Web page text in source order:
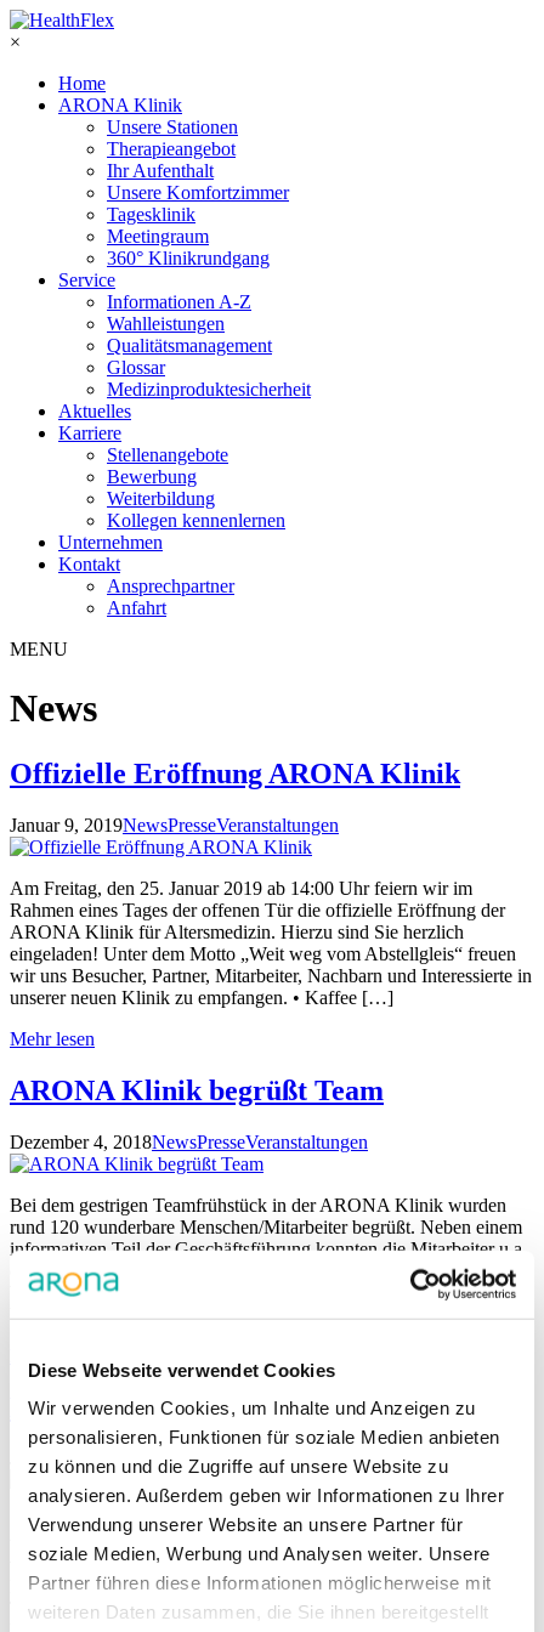
Diese Webseite verwendet Cookies
Wir verwenden Cookies, um Inhalte und Anzeigen zu
personalisieren, Funktionen für soziale Medien anbieten
zu können und die Zugriffe auf unsere Website zu
analysieren. Außerdem geben wir Informationen zu Ihrer
Verwendung unserer Website an unsere Partner für
soziale Medien, Werbung und Analysen weiter. Unsere
Partner führen diese Informationen möglicherweise mit
weiteren Daten zusammen, die Sie ihnen bereitgestellt
×
Home
ARONA Klinik
Unsere Stationen
Therapieangebot
Ihr Aufenthalt
Unsere Komfortzimmer
Tagesklinik
Meetingraum
360° Klinikrundgang
Service
Informationen A-Z
Wahlleistungen
Qualitätsmanagement
Glossar
Medizinproduktesicherheit
Aktuelles
Karriere
Stellenangebote
Bewerbung
Weiterbildung
Kollegen kennenlernen
Unternehmen
Kontakt
Ansprechpartner
Anfahrt
MENU
News
Offizielle Eröffnung ARONA Klinik
Januar 9, 2019NewsPresseVeranstaltungen
Am Freitag, den 25. Januar 2019 ab 14:00 Uhr feiern wir im
Rahmen eines Tages der offenen Tür die offizielle Eröffnung der
ARONA Klinik für Altersmedizin. Hierzu sind Sie herzlich
eingeladen! Unter dem Motto „Weit weg vom Abstellgleis“ freuen
wir uns Besucher, Partner, Mitarbeiter, Nachbarn und Interessierte in
unserer neuen Klinik zu empfangen. • Kaffee […]
Mehr lesen
ARONA Klinik begrüßt Team
Dezember 4, 2018NewsPresseVeranstaltungen
Bei dem gestrigen Teamfrühstück in der ARONA Klinik wurden
rund 120 wunderbare Menschen/Mitarbeiter begrüßt. Neben einem
informativen Teil der Geschäftsführung konnten die Mitarbeiter u.a.
ein tolles Frühstücksangebot sowie nette Gespräche genießen.
Willkommen im Team – packen wir’s an! 🙂 BILDER DER
VERANSTALTUNG
Richtkrone trotzt Friederike
Januar 19, 2018NewsPresseVeranstaltungen
• Die neue Klinik wird den bestehenden ukb-Gesundheitscampus
um Angebot der Akutgeriatrie ergänzen • Erste Patienten werden
voraussichtlich zum 1. Dezember 2018 behandelt • Potenzielle
Bewerber informierten sich über mögliche zukünftige
Tätigkeitsfelder der neuen Klinik • Star-DJ PSAIKO.DINO (Tour